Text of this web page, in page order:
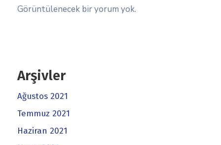
Görüntülenecek bir yorum yok.
Arşivler
Ağustos 2021
Temmuz 2021
Haziran 2021